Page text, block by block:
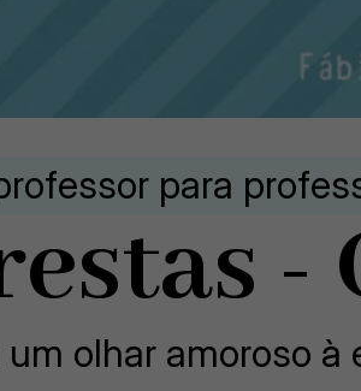
para
-
um olhar amoroso